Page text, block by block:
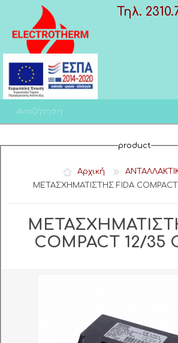
Τηλ.
Αγαπημένα
(0)
product
Αρχική
ΜΕΤΑΣΧΗΜΑΤΙΣΤΗΣ FIDA COMPACT
COMPACT 12/35